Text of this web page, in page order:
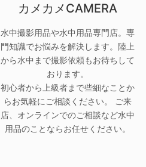
カメカメCAMERA
水中撮影用品や水中用品専門店。専
門知識でお悩みを解決します。陸上
から水中まで撮影依頼もお待ちして
おります。
初心者から上級者まで些細なことか
らお気軽にご相談ください。 ご来
店、オンラインでのご相談など水中
用品のことならお任せください。